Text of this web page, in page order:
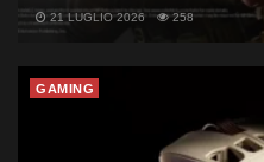
21 LUGLIO 2026 258
GAMING